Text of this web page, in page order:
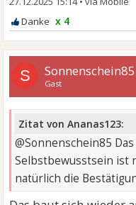
x 4
S Sonnenschein85
Gast
Zitat von Ananas123:
@Sonnenschein85
Selbstbewusstsein ist
natürlich die